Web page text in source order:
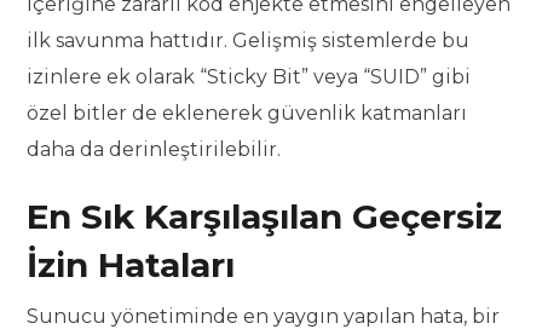
ilk savunma hattıdır. Gelişmiş sistemlerde bu
izinlere ek olarak “Sticky Bit” veya “SUID” gibi
özel bitler de eklenerek güvenlik katmanları
daha da derinleştirilebilir.
En Sık Karşılaşılan Geçersiz
İzin Hataları
Sunucu yönetiminde en yaygın yapılan hata, bir